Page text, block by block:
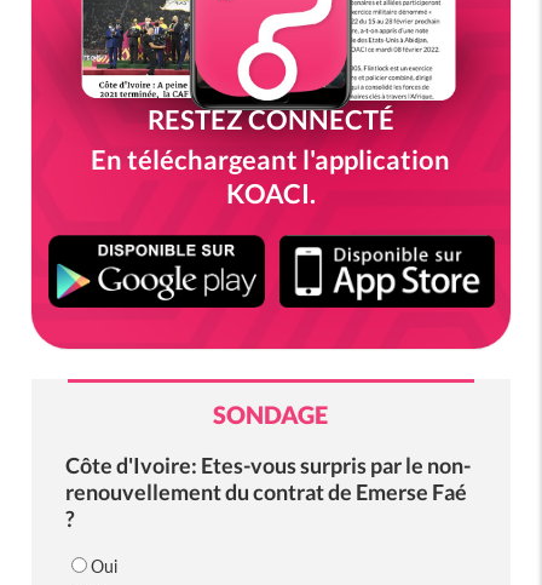
RESTEZ CONNECTÉ
En téléchargeant l'application
KOACI.
SONDAGE
Côte d'Ivoire: Etes-vous surpris par le non-
renouvellement du contrat de Emerse Faé
?
Oui